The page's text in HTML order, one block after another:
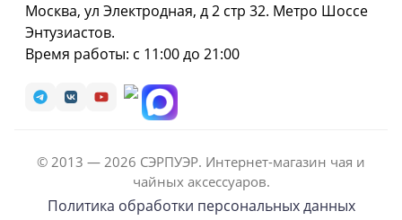
Москва, ул Электродная, д 2 стр 32. Метро Шоссе
Энтузиастов.
Время работы: с 11:00 до 21:00
© 2013 — 2026 СЭРПУЭР. Интернет-магазин чая и
чайных аксессуаров.
Политика обработки персональных данных